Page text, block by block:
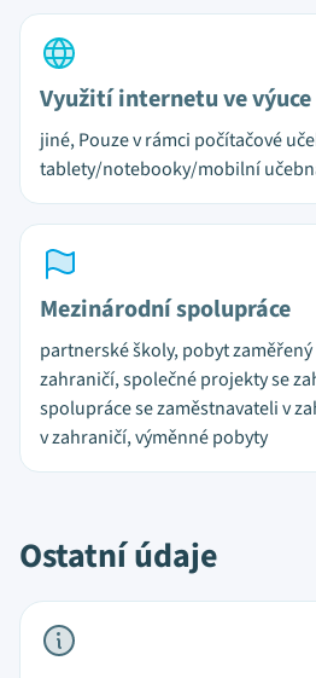
Využití internetu ve výuce
jiné, Pouze v rámci počítačové
tablety/notebooky/mobilní
Mezinárodní spolupráce
partnerské školy, pobyt
zahraničí, společné projekty se
spolupráce se zaměstnavateli v
v zahraničí, výměnné pobyty
Ostatní údaje